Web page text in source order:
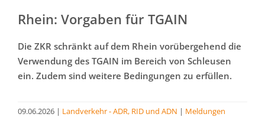
Rhein: Vorgaben für TGAIN
Die ZKR schränkt auf dem Rhein vorübergehend die
Verwendung des TGAIN im Bereich von Schleusen
ein. Zudem sind weitere Bedingungen zu erfüllen.
09.06.2026 | Landverkehr - ADR, RID und ADN | Meldungen